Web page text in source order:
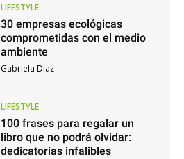
LIFESTYLE
30 empresas ecológicas
comprometidas con el medio
ambiente
Gabriela Díaz
LIFESTYLE
100 frases para regalar un
libro que no podrá olvidar:
dedicatorias infalibles